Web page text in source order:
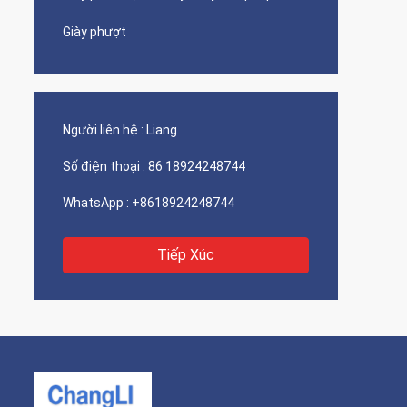
Giày phượt
Người liên hệ : Liang
Số điện thoại : 86 18924248744
WhatsApp : +8618924248744
Tiếp Xúc